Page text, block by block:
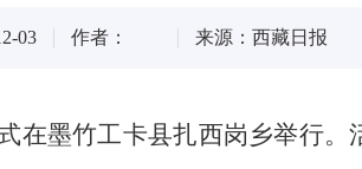
03 作者： 来源：西藏日报
在墨竹工卡县扎西岗乡举行